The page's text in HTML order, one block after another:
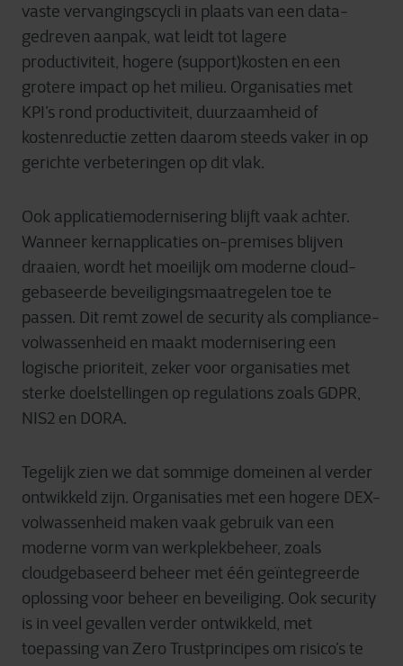
vaste vervangingscycli in plaats van een data-
gedreven aanpak, wat leidt tot lagere
productiviteit, hogere (support)kosten en een
grotere impact op het milieu. Organisaties met
KPI’s rond productiviteit, duurzaamheid of
kostenreductie zetten daarom steeds vaker in op
gerichte verbeteringen op dit vlak.
Ook applicatiemodernisering blijft vaak achter.
Wanneer kernapplicaties on-premises blijven
draaien, wordt het moeilijk om moderne cloud-
gebaseerde beveiligingsmaatregelen toe te
passen. Dit remt zowel de security als compliance-
volwassenheid en maakt modernisering een
logische prioriteit, zeker voor organisaties met
sterke doelstellingen op regulations zoals GDPR,
NIS2 en DORA.
Tegelijk zien we dat sommige domeinen al verder
ontwikkeld zijn. Organisaties met een hogere DEX-
volwassenheid maken vaak gebruik van een
moderne vorm van werkplekbeheer, zoals
cloudgebaseerd beheer met één geïntegreerde
oplossing voor beheer en beveiliging. Ook security
is in veel gevallen verder ontwikkeld, met
toepassing van Zero Trustprincipes om risico’s te